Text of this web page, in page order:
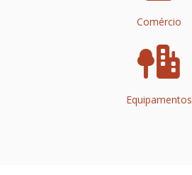
Comércio
Equipamentos